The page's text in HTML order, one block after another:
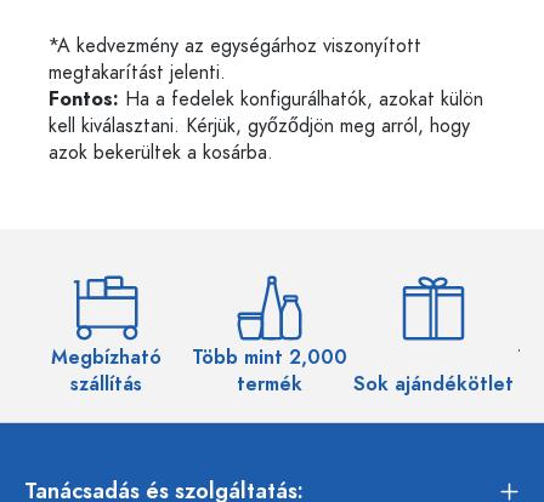
*A kedvezmény az egységárhoz viszonyított
megtakarítást jelenti.
Fontos: Ha a fedelek konfigurálhatók, azokat külön
kell kiválasztani. Kérjük, győződjön meg arról, hogy
azok bekerültek a kosárba.
Megbízható
szállítás
Több mint 2,000
termék
Sok ajándékötlet
Tanácsadás és szolgáltatás: